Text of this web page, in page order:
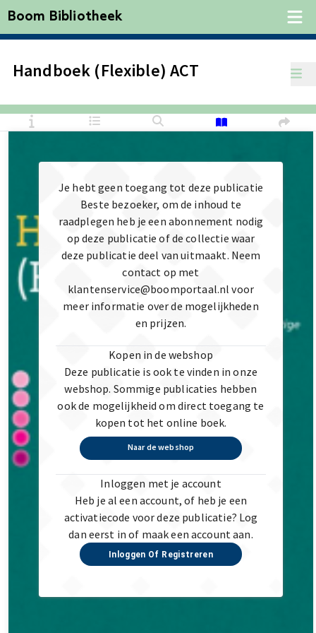
Boom Bibliotheek
Handboek (Flexible) ACT
Je hebt geen toegang tot deze publicatie
Beste bezoeker, om de inhoud te
raadplegen heb je een abonnement nodig
op deze publicatie of de collectie waar
deze publicatie deel van uitmaakt. Neem
contact op met
klantenservice@boomportaal.nl voor
meer informatie over de mogelijkheden
en prijzen.
Kopen in de webshop
Deze publicatie is ook te vinden in onze
webshop. Sommige publicaties hebben
ook de mogelijkheid om direct toegang te
kopen tot het online boek.
Naar de webshop
Inloggen met je account
Heb je al een account, of heb je een
activatiecode voor deze publicatie? Log
dan eerst in of maak een account aan.
Inloggen Of Registreren